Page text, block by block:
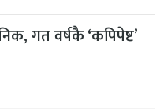
गत वर्षकै ‘कपिपेष्ट’